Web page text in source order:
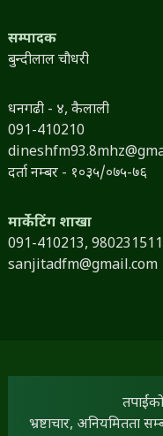
सम्पादक
बुन्दीलाल चौधरी
धनगढी - ४, कैलाली
091-410210
दर्ता नम्बर - १०३५/०७५-७६
मार्केटिंग शाखा
091-410213,
sanjitadfm@gmail.com
भ्रष्टाचार, अनियमितता